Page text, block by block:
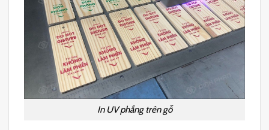
In UV phẳng trên gỗ